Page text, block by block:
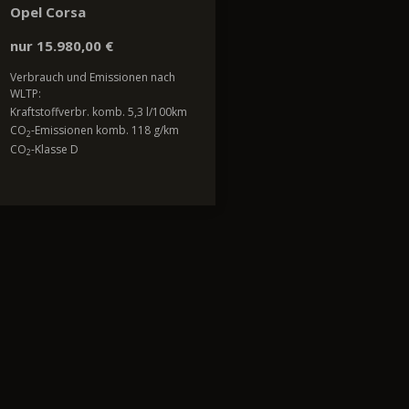
Opel Corsa
nur 15.980,00 €
Verbrauch und Emissionen nach
WLTP:
Kraftstoffverbr. komb. 5,3 l/100km
CO2-Emissionen komb. 118 g/km
CO2-Klasse D